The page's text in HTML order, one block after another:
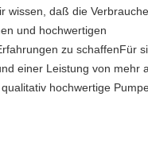
wissen, daß die
und hochwertigen
zu schaffenFür
einer Leistung von mehr
hochwertige